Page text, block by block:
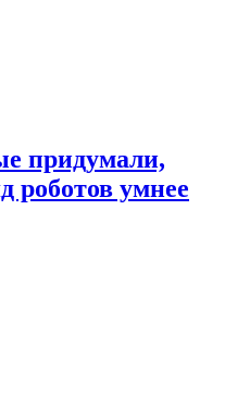
придумали,
роботов умнее